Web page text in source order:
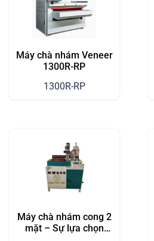
Máy chà nhám Veneer
1300R-RP
1300R-RP
Máy chà nhám cong 2
mặt – Sự lựa chọn